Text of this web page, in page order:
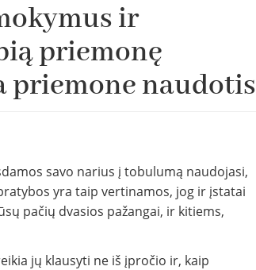
ir
priemonę
priemone naudotis
savo narius į tobulumą nau­dojasi,
yra taip vertinamos, jog ir įstatai
pačių dvasios pažan­gai, ir kitiems,
jų klausyti ne iš įpročio ir, kaip